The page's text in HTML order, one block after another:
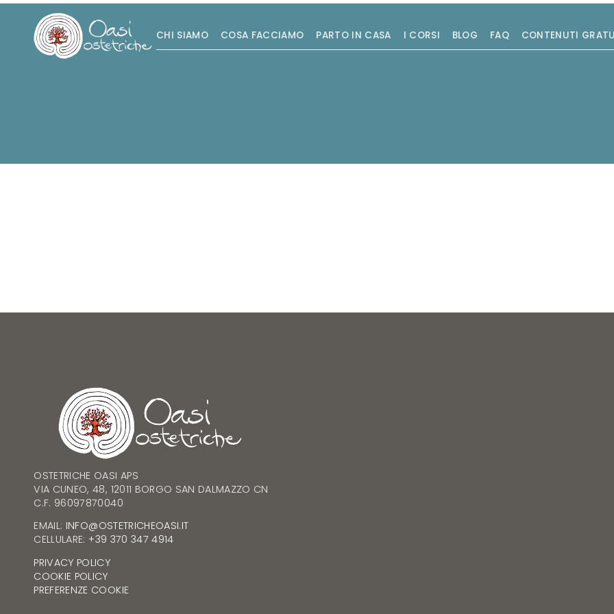
CHI SIAMO COSA FACCIAMO PARTO IN CASA I CORSI BLOG FAQ CONTENUTI
OSTETRICHE OASI APS
VIA CUNEO, 48, 12011 BORGO SAN DALMAZZO CN
C.F. 96097870040
EMAIL: INFO@OSTETRICHEOASI.IT
CELLULARE: +39 370 347 4914
PRIVACY POLICY
COOKIE POLICY
PREFERENZE COOKIE